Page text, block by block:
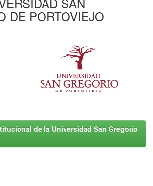
DE PORTOVIEJO
de la Universidad San Gregorio